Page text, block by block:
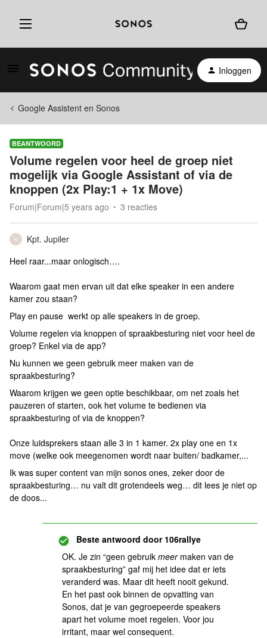
Inloggen
Google Assistent en Sonos
BEANTWOORD
Volume regelen voor heel de groep niet
mogelijk via Google Assistant of via de
knoppen (2x Play:1 + 1x Move)
Forum|Forum|5 years ago 3 reacties
K
Kpt. Jupiler
Heel raar...maar onlogisch….
Waarom gaat men ervan uit dat elke speaker in een andere
kamer zou staan?
Play en pause werkt op alle speakers in de groep.
Volume regelen via knoppen of spraakbesturing niet voor heel de
groep? Enkel via de app?
Nu kunnen we geen gebruik meer maken van de
spraakbesturing?
Waarom krijgen we geen optie beschikbaar, om net zoals het
pauzeren of starten, ook het volume te bedienen via
spraakbesturing of via de knoppen?
Onze luidsprekers staan alle 3 in 1 kamer. 2x play one en 1x
move (welke ook meegenomen wordt naar buiten/ badkamer,...
Ik was super content van mijn sonos ones, zeker door de
spraakbesturing… nu valt dit grotendeels weg… dit lees je niet op
de doos...
Beste antwoord door106rallye
OK. Je zin “geen gebruik meermaken van de
spraakbesturing” gaf mij het idee dat er iets
veranderd was. Maar dit heeft nooit gekund.
En het past ook binnen de opvatting van
Sonos, dat je van gegroepeerde speakers
apart het volume moet regelen. Voor jou
irritant, maar wel consequent.